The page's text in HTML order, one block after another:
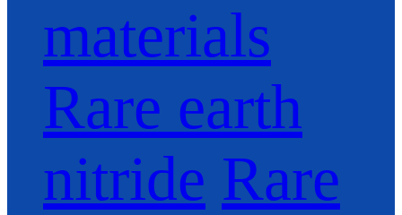
materials
Rare earth
nitride Rare